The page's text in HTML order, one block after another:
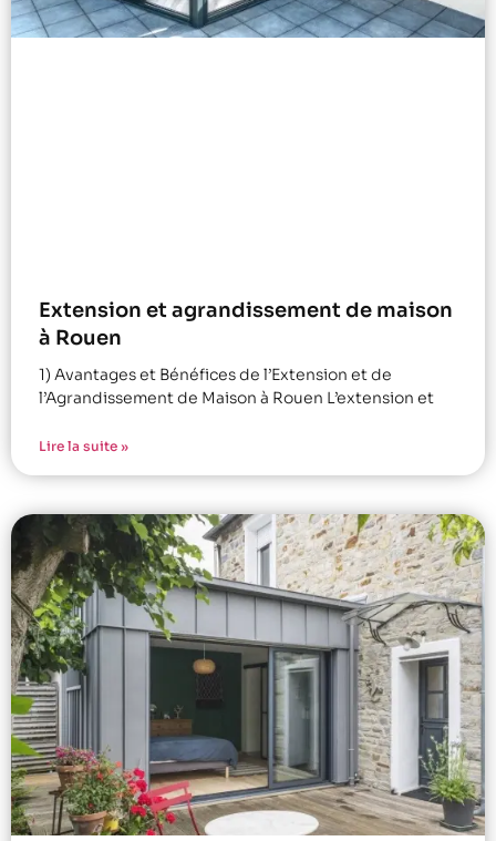
Extension et agrandissement de maison
à Rouen
1) Avantages et Bénéfices de l’Extension et de
l’Agrandissement de Maison à Rouen L’extension et
Lire la suite »